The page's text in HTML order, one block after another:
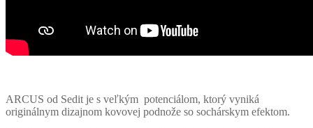
ARCUS od Sedit je s veľkým potenciálom, ktorý vyniká
originálnym dizajnom kovovej podnože so sochárskym efektom.